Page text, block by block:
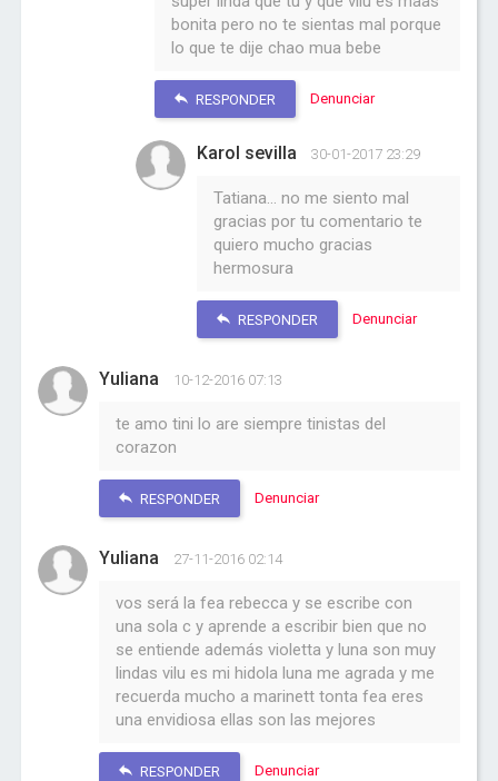
bonita pero no te sientas mal porque
lo que te dije chao mua bebe
RESPONDER Denunciar
Karol sevilla 30-01-2017 23:29
Tatiana... no me siento mal
gracias por tu comentario te
quiero mucho gracias
hermosura
RESPONDER Denunciar
Yuliana 10-12-2016 07:13
te amo tini lo are siempre tinistas del
corazon
RESPONDER Denunciar
Yuliana 27-11-2016 02:14
vos será la fea rebecca y se escribe con
una sola c y aprende a escribir bien que no
se entiende además violetta y luna son muy
lindas vilu es mi hidola luna me agrada y me
recuerda mucho a marinett tonta fea eres
una envidiosa ellas son las mejores
RESPONDER Denunciar